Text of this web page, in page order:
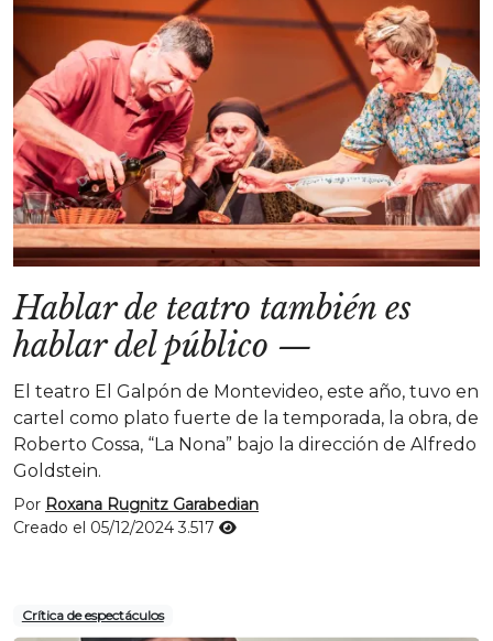
Hablar de teatro también es
hablar del público —
El teatro El Galpón de Montevideo, este año, tuvo en
cartel como plato fuerte de la temporada, la obra, de
Roberto Cossa, “La Nona” bajo la dirección de Alfredo
Goldstein.
Por Roxana Rugnitz Garabedian
Creado el 05/12/20243.517
Crítica de espectáculos